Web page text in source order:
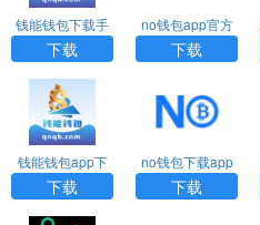
钱能钱包下载手
机版
下载
no钱包app官方
正版下载
下载
钱能钱包app下
载官网
下载
no钱包下载app
官方下载最新版
下载